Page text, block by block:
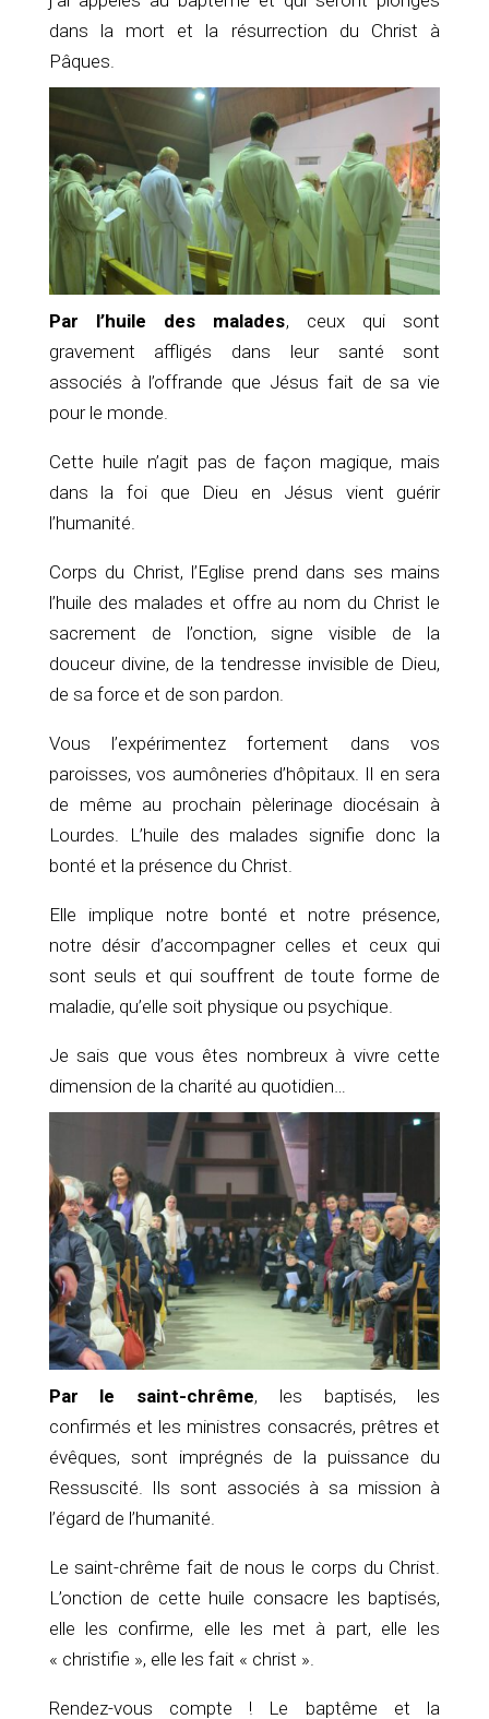
dans la mort et la résurrection du Christ à
Pâques.
Par l’huile des malades, ceux qui sont
gravement affligés dans leur santé sont
associés à l’offrande que Jésus fait de sa vie
pour le monde.
Cette huile n’agit pas de façon magique, mais
dans la foi que Dieu en Jésus vient guérir
l’humanité.
Corps du Christ, l’Eglise prend dans ses mains
l’huile des malades et offre au nom du Christ le
sacrement de l’onction, signe visible de la
douceur divine, de la tendresse invisible de Dieu,
de sa force et de son pardon.
Vous l’expérimentez fortement dans vos
paroisses, vos aumôneries d’hôpitaux. Il en sera
de même au prochain pèlerinage diocésain à
Lourdes. L’huile des malades signifie donc la
bonté et la présence du Christ.
Elle implique notre bonté et notre présence,
notre désir d’accompagner celles et ceux qui
sont seuls et qui souffrent de toute forme de
maladie, qu’elle soit physique ou psychique.
Je sais que vous êtes nombreux à vivre cette
dimension de la charité au quotidien…
Par le saint-chrême, les baptisés, les
confirmés et les ministres consacrés, prêtres et
évêques, sont imprégnés de la puissance du
Ressuscité. Ils sont associés à sa mission à
l’égard de l’humanité.
Le saint-chrême fait de nous le corps du Christ.
L’onction de cette huile consacre les baptisés,
elle les confirme, elle les met à part, elle les
« christifie », elle les fait « christ ».
Rendez-vous compte ! Le baptême et la